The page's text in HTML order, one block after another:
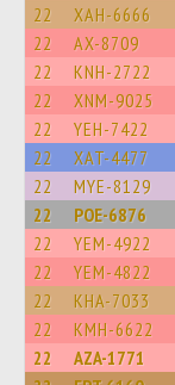
22 XAH-6666
22 AX-8709
22 KNH-2722
22 XNM-9025
22 YEH-7422
22 XAT-4477
22 MYE-8129
22 POE-6876
22 YEM-4922
22 YEM-4822
22 KHA-7033
22 KMH-6622
22 AZA-1771